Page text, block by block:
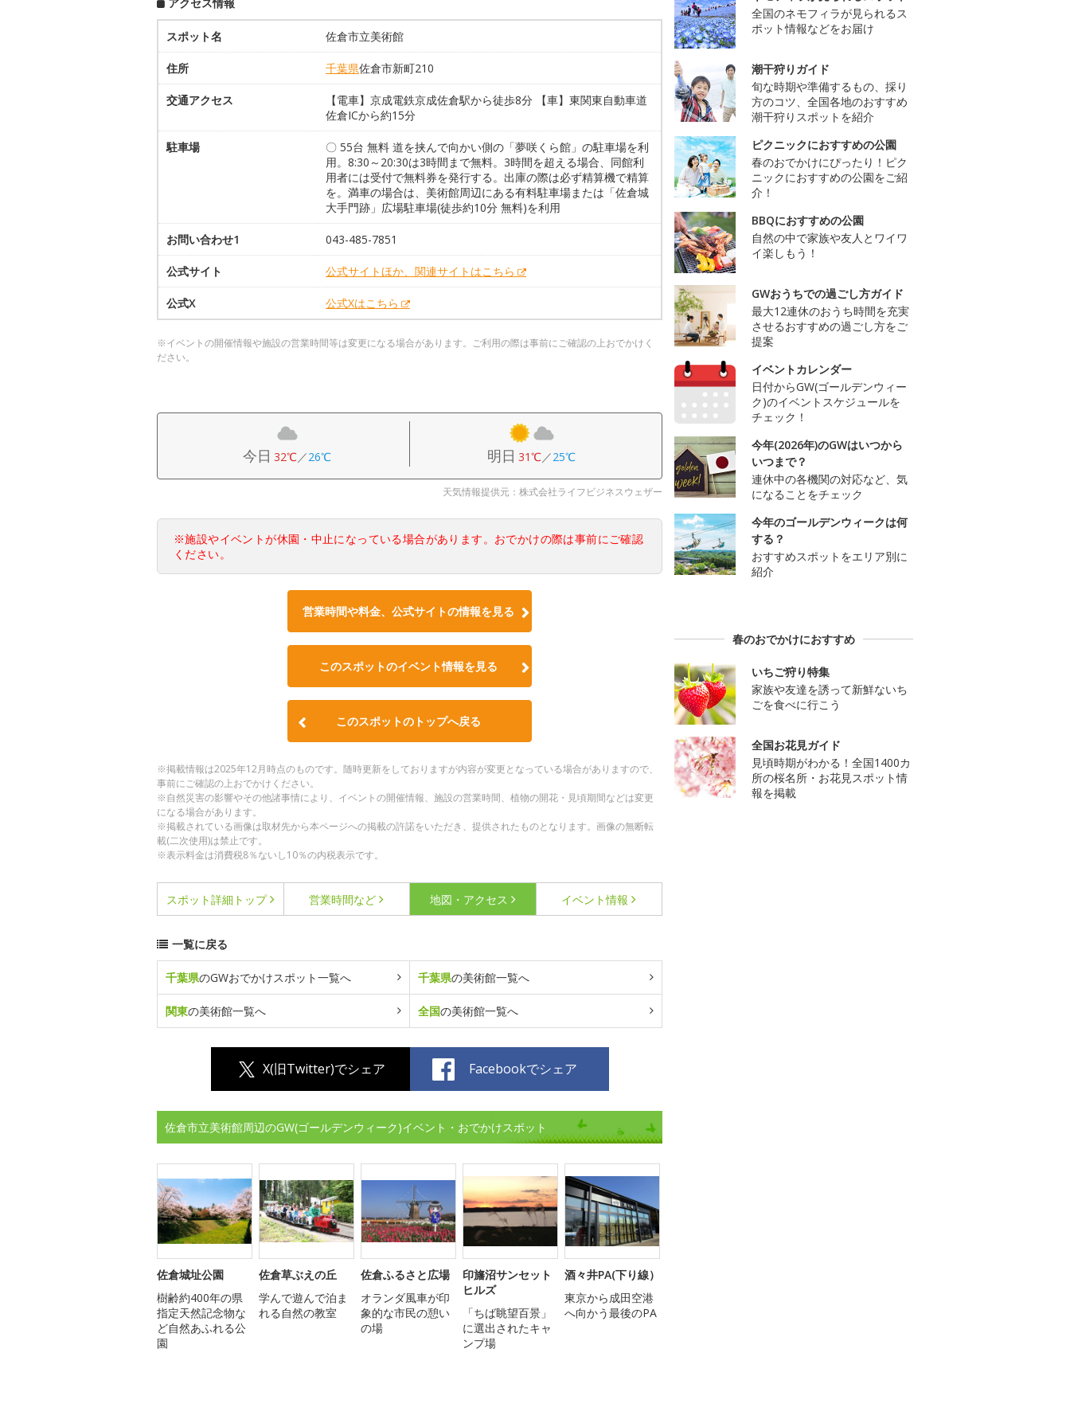
スポット名 佐倉市立美術館
住所 千葉県佐倉市新町210
交通アクセス
【電車】京成電鉄京成佐倉駅から徒歩8分 【車】東関東自動車道
佐倉ICから約15分
駐車場
〇 55台 無料 道を挟んで向かい側の「夢咲くら館」の駐車場を利
用。8:30～20:30は3時間まで無料。3時間を超える場合、同館利
用者には受付で無料券を発行する。出庫の際は必ず精算機で精算
を。満車の場合は、美術館周辺にある有料駐車場または「佐倉城
大手門跡」広場駐車場(徒歩約10分 無料)を利用
お問い合わせ1 043-485-7851
公式サイト 公式サイトほか、関連サイトはこちら
公式X 公式Xはこちら
※イベントの開催情報や施設の営業時間等は変更になる場合があります。ご利用の際は事前にご確認の上おでかけく
ださい。
今日 32℃／26℃ 明日 31℃／25℃
天気情報提供元：株式会社ライフビジネスウェザー
※施設やイベントが休園・中止になっている場合があります。おでかけの際は事前にご確認
ください。
営業時間や料金、公式サイトの情報を見る
このスポットのイベント情報を見る
このスポットのトップへ戻る
※掲載情報は2025年12月時点のものです。随時更新をしておりますが内容が変更となっている場合がありますので、
事前にご確認の上おでかけください。
※自然災害の影響やその他諸事情により、イベントの開催情報、施設の営業時間、植物の開花・見頃期間などは変更
になる場合があります。
※掲載されている画像は取材先から本ページへの掲載の許諾をいただき、提供されたものとなります。画像の無断転
載(二次使用)は禁止です。
※表示料金は消費税8％ないし10％の内税表示です。
スポット詳細 トップ 営業時間など 地図・アクセス イベント情報
一覧に戻る
千葉県のGWおでかけスポット一覧へ 千葉県の美術館一覧へ
関東の美術館一覧へ 全国の美術館一覧へ
X(旧Twitter)でシェア Facebookでシェア
佐倉市立美術館周辺のGW(ゴールデンウィーク)イベント・おでかけスポット
佐倉城址公園
樹齢約400年の県
指定天然記念物な
ど自然あふれる公
園
佐倉草ぶえの丘
学んで遊んで泊ま
れる自然の教室
佐倉ふるさと広場
オランダ風車が印
象的な市民の憩い
の場
印旛沼サンセット
ヒルズ
「ちば眺望百景」
に選出されたキャ
ンプ場
酒々井PA(下り線）
東京から成田空港
へ向かう最後のPA
全国のネモフィラが見られるス
ポット情報などをお届け
潮干狩りガイド
旬な時期や準備するもの、採り
方のコツ、全国各地のおすすめ
潮干狩りスポットを紹介
ピクニックにおすすめの公園
春のおでかけにぴったり！ピク
ニックにおすすめの公園をご紹
介！
BBQにおすすめの公園
自然の中で家族や友人とワイワ
イ楽しもう！
GWおうちでの過ごし方ガイド
最大12連休のおうち時間を充実
させるおすすめの過ごし方をご
提案
イベントカレンダー
日付からGW(ゴールデンウィー
ク)のイベントスケジュールを
チェック！
今年(2026年)のGWはいつから
いつまで？
連休中の各機関の対応など、気
になることをチェック
今年のゴールデンウィークは何
する？
おすすめスポットをエリア別に
紹介
春のおでかけにおすすめ
いちご狩り特集
家族や友達を誘って新鮮ないち
ごを食べに行こう
全国お花見ガイド
見頃時期がわかる！全国1400カ
所の桜名所・お花見スポット情
報を掲載